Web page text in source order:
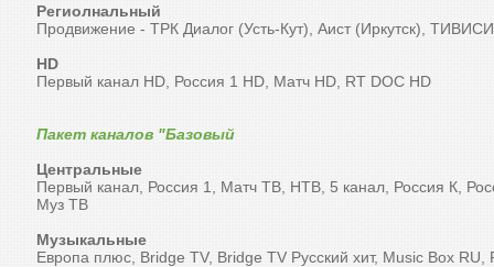
Региолнальный
Продвижение - ТРК Диалог (Усть-Кут), Аист (Иркутск), ТИВИСИ
HD
Первый канал HD, Россия 1 HD, Матч HD, RT DOC HD
Пакет каналов "Базовый
Центральные
Первый канал, Россия 1, Матч ТВ, НТВ, 5 канал, Россия К,
Муз ТВ
Музыкальные
Европа плюс, Bridge TV, Bridge TV Русский хит, Music Box